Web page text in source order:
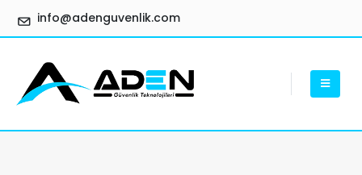
info@adenguvenlik.com